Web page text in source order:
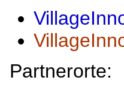
Partnerorte: